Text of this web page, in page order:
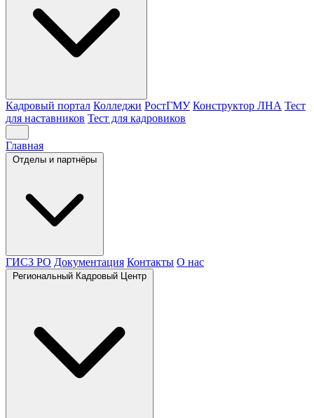
Кадровый портал Колледжи РостГМУ Конструктор ЛНА Тест
для наставников Тест для кадровиков
Главная
Отделы и партнёры
ГИСЗ РО Документация Контакты О нас
Региональный Кадровый Центр